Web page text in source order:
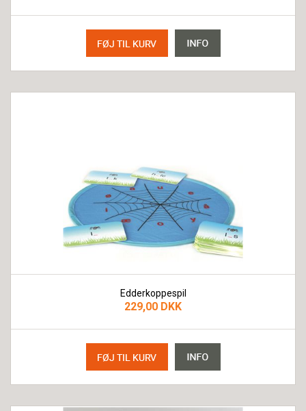
Edderkoppespil
229,00 DKK